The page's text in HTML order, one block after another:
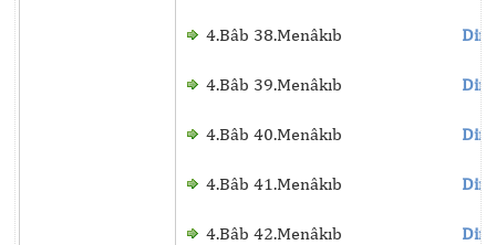
4.Bâb 38.Menâkıb
4.Bâb 39.Menâkıb
4.Bâb 40.Menâkıb
4.Bâb 41.Menâkıb
4.Bâb 42.Menâkıb